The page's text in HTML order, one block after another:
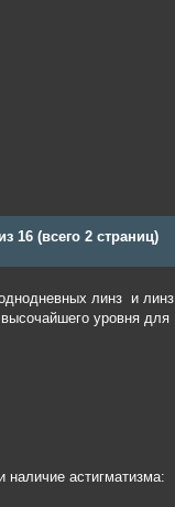
16 (всего 2 страниц)
линз и линз
уровня для
наличие астигматизма: